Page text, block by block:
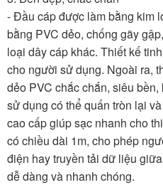
- Đầu cáp được làm bằng kim
bằng PVC dẻo, chống gãy
loại dây cáp khác. Thiết kế
cho người sử dụng. Ngoài ra,
dẻo PVC chắc chắn, siêu
sử dụng có thể quấn tròn lại
cao cấp giúp sạc nhanh cho
có chiều dài 1m, cho phép
điện hay truyền tải dữ liệu
dễ dàng và nhanh chóng.